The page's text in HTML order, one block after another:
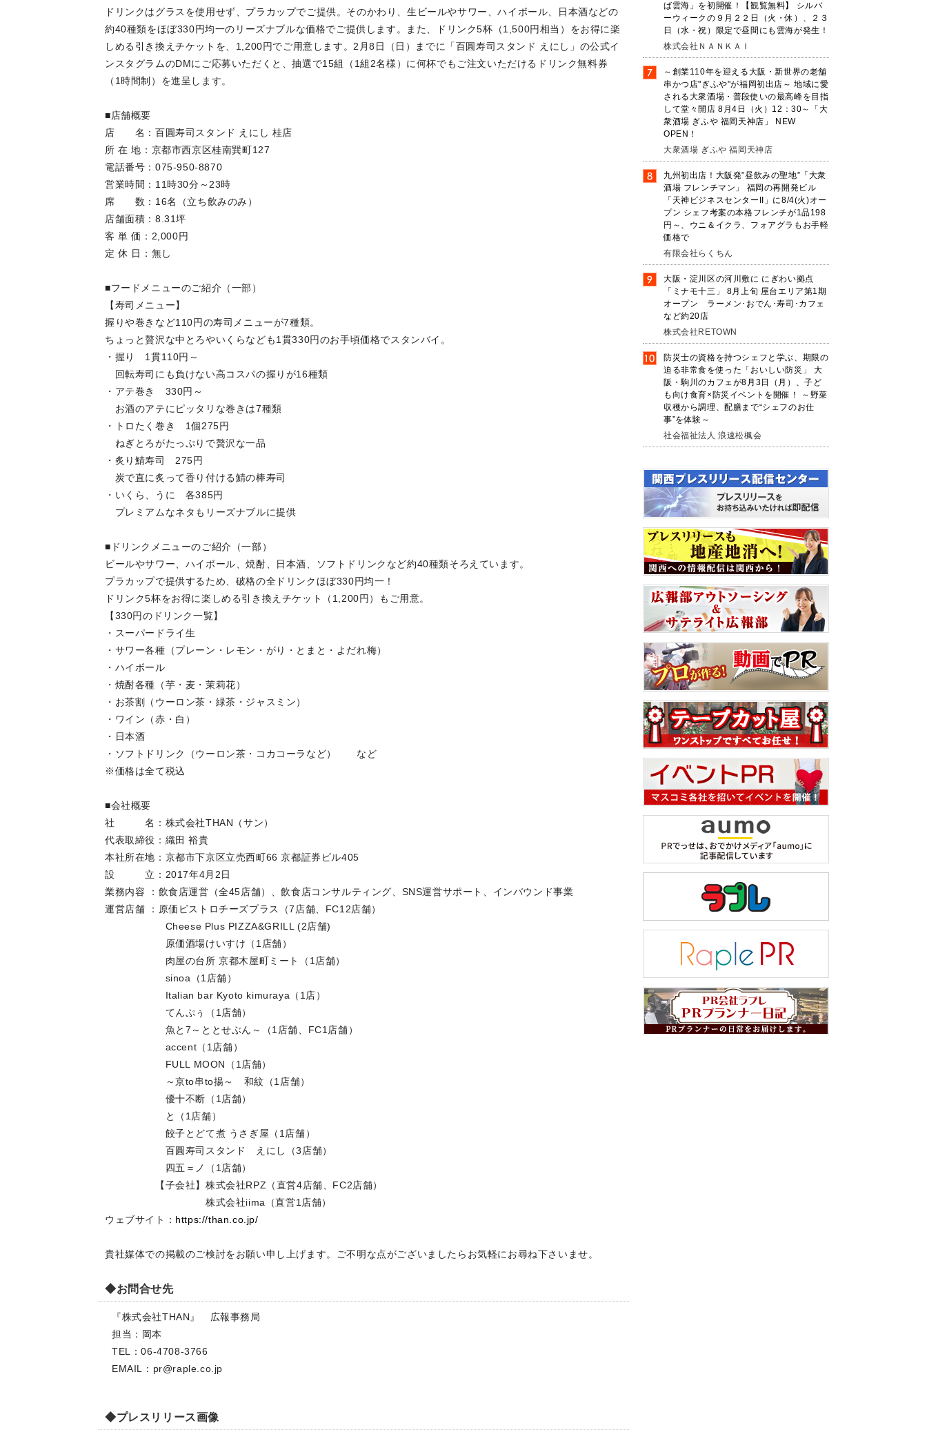
ドリンクはグラスを使用せず、プラカップでご提供。そのかわり、生ビールやサワー、ハイボール、日本酒などの
約40種類をほぼ330円均一のリーズナブルな価格でご提供します。また、ドリンク5杯（1,500円相当）をお得に楽
しめる引き換えチケットを、1,200円でご用意します。2月8日（日）までに「百圓寿司スタンド えにし」の公式イ
ンスタグラムのDMにご応募いただくと、抽選で15組（1組2名様）に何杯でもご注文いただけるドリンク無料券
（1時間制）を進呈します。
■店舗概要
店 名：百圓寿司スタンド えにし 桂店
所 在 地：京都市西京区桂南巽町127
電話番号：075-950-8870
営業時間：11時30分～23時
席 数：16名（立ち飲みのみ）
店舗面積：8.31坪
客 単 価：2,000円
定 休 日：無し
■フードメニューのご紹介（一部）
【寿司メニュー】
握りや巻きなど110円の寿司メニューが7種類。
ちょっと贅沢な中とろやいくらなども1貫330円のお手頃価格でスタンバイ。
・握り 1貫110円～
回転寿司にも負けない高コスパの握りが16種類
・アテ巻き 330円～
お酒のアテにピッタリな巻きは7種類
・トロたく巻き 1個275円
ねぎとろがたっぷりで贅沢な一品
・炙り鯖寿司 275円
炭で直に炙って香り付ける鯖の棒寿司
・いくら、うに 各385円
プレミアムなネタもリーズナブルに提供
■ドリンクメニューのご紹介（一部）
ビールやサワー、ハイボール、焼酎、日本酒、ソフトドリンクなど約40種類そろえています。
プラカップで提供するため、破格の全ドリンクほぼ330円均一！
ドリンク5杯をお得に楽しめる引き換えチケット（1,200円）もご用意。
【330円のドリンク一覧】
・スーパードライ生
・サワー各種（プレーン・レモン・がり・とまと・よだれ梅）
・ハイボール
・焼酎各種（芋・麦・茉莉花）
・お茶割（ウーロン茶・緑茶・ジャスミン）
・ワイン（赤・白）
・日本酒
・ソフトドリンク（ウーロン茶・コカコーラなど） など
※価格は全て税込
■会社概要
社 名：株式会社THAN（サン）
代表取締役：織田 裕貴
本社所在地：京都市下京区立売西町66 京都証券ビル405
設 立：2017年4月2日
業務内容 ：飲食店運営（全45店舗）、飲食店コンサルティング、SNS運営サポート、インバウンド事業
運営店舗 ：原価ビストロチーズプラス（7店舗、FC12店舗）
Cheese Plus PIZZA&GRILL (2店舗)
原価酒場けいすけ（1店舗）
肉屋の台所 京都木屋町ミート（1店舗）
sinoa（1店舗）
Italian bar Kyoto kimuraya（1店）
てんぷぅ（1店舗）
魚と7～ととせぶん～（1店舗、FC1店舗）
accent（1店舗）
FULL MOON（1店舗）
～京to串to揚～ 和紋（1店舗）
優十不断（1店舗）
と（1店舗）
餃子とどて煮 うさぎ屋（1店舗）
百圓寿司スタンド えにし（3店舗）
四五＝ノ（1店舗）
【子会社】株式会社RPZ（直営4店舗、FC2店舗）
株式会社iima（直営1店舗）
ウェブサイト： https://than.co.jp/
貴社媒体での掲載のご検討をお願い申し上げます。ご不明な点がございましたらお気軽にお尋ね下さいませ。
◆お問合せ先
『株式会社THAN』 広報事務局
担当：岡本
TEL：06-4708-3766
EMAIL： pr@raple.co.jp
◆プレスリリース画像
ば雲海」を初開催！【観覧無料】 シルバ
ーウィークの９月２２日（火・休）、２３
日（水・祝）限定で昼間にも雲海が発生！
株式会社ＮＡＮＫＡＩ
～創業110年を迎える大阪・新世界の老舗
串かつ店"ぎふや"が福岡初出店～ 地域に愛
される大衆酒場・普段使いの最高峰を目指
して堂々開店 8月4日（火）12：30～「大
衆酒場 ぎふや 福岡天神店」 NEW
OPEN！
大衆酒場 ぎふや 福岡天神店
九州初出店！大阪発”昼飲みの聖地”「大衆
酒場 フレンチマン」 福岡の再開発ビル
「天神ビジネスセンターII」に8/4(火)オー
プン シェフ考案の本格フレンチが1品198
円～、ウニ＆イクラ、フォアグラもお手軽
価格で
有限会社らくちん
大阪・淀川区の河川敷に にぎわい拠点
「ミナモ十三」 8月上旬 屋台エリア第1期
オープン ラーメン･おでん･寿司･カフェ
など約20店
株式会社RETOWN
防災士の資格を持つシェフと学ぶ、期限の
迫る非常食を使った「おいしい防災」 大
阪・駒川のカフェが8月3日（月）、子ど
も向け食育×防災イベントを開催！ ～野菜
収穫から調理、配膳まで“シェフのお仕
事”を体験～
社会福祉法人 浪速松楓会